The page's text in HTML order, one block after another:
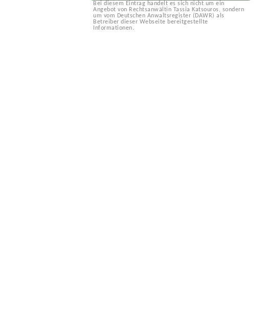
Bei diesem Eintrag handelt es sich nicht um ein
Angebot von Rechtsanwältin Tassia Katsouros, sondern
um vom Deutschen Anwaltsregister (DAWR) als
Betreiber dieser Webseite bereitgestellte
Informationen.